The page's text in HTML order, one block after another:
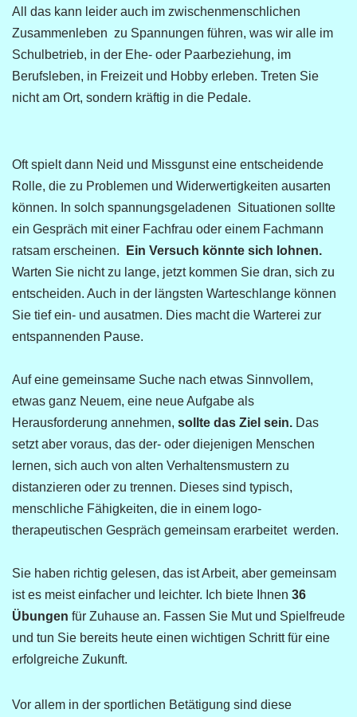
All das kann leider auch im zwischenmenschlichen
Zusammenleben zu Spannungen führen, was wir alle im
Schulbetrieb, in der Ehe- oder Paarbeziehung, im
Berufsleben, in Freizeit und Hobby erleben. Treten Sie
nicht am Ort, sondern kräftig in die Pedale.
Oft spielt dann Neid und Missgunst eine entscheidende
Rolle, die zu Problemen und Widerwertigkeiten ausarten
können. In solch spannungsgeladenen Situationen sollte
ein Gespräch mit einer Fachfrau oder einem Fachmann
ratsam erscheinen.
Ein Versuch könnte sich lohnen.
Warten Sie nicht zu lange, jetzt kommen Sie dran, sich zu
entscheiden. Auch in der längsten Warteschlange können
Sie tief ein- und ausatmen. Dies macht die Warterei zur
entspannenden Pause.
Auf eine gemeinsame Suche nach etwas Sinnvollem,
etwas ganz Neuem, eine neue Aufgabe als
Herausforderung annehmen, sollte das Ziel sein. Das
setzt aber voraus, das der- oder diejenigen Menschen
lernen, sich auch von alten Verhaltensmustern zu
distanzieren oder zu trennen. Dieses sind typisch,
menschliche Fähigkeiten, die in einem logo-
therapeutischen Gespräch gemeinsam erarbeitet werden.
Sie haben richtig gelesen, das ist Arbeit, aber gemeinsam
ist es meist einfacher und leichter. Ich biete Ihnen 36
Übungen für Zuhause an. Fassen Sie Mut und Spielfreude
und tun Sie bereits heute einen wichtigen Schritt für eine
erfolgreiche Zukunft.
Vor allem in der sportlichen Betätigung sind diese